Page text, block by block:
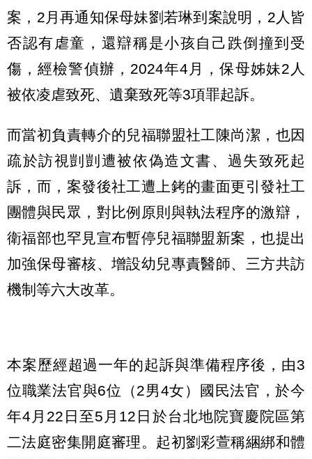
案，2月再通知保母妹劉若琳到案說明，2人皆
否認有虐童，還辯稱是小孩自己跌倒撞到受
傷，經檢警偵辦，2024年4月，保母姊妹2人
被依凌虐致死、遺棄致死等3項罪起訴。
而當初負責轉介的兒福聯盟社工陳尚潔，也因
疏於訪視剴剴遭被依偽造文書、過失致死起
訴，而，案發後社工遭上銬的畫面更引發社工
團體與民眾，對比例原則與執法程序的激辯，
衛福部也罕見宣布暫停兒福聯盟新案，也提出
加強保母審核、增設幼兒專責醫師、三方共訪
機制等六大改革。
本案歷經超過一年的起訴與準備程序後，由3
位職業法官與6位（2男4女）國民法官，於今
年4月22日至5月12日於台北地院寶慶院區第
二法庭密集開庭審理。起初劉彩萱稱綑綁和體